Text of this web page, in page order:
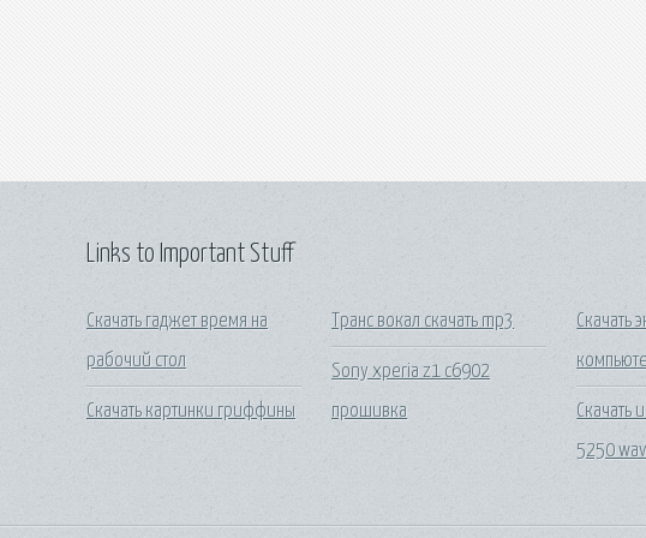
Links to Important Stuff
Скачать гаджет время на
рабочий стол
Скачать картинки гриффины
Транс вокал скачать mp3
Sony xperia z1 c6902
прошивка
Скачать
Скачать
5250